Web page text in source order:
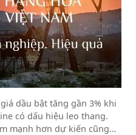
dầu bật tăng gần 3% khi
có dấu hiệu leo thang.
mạnh hơn dự kiến cũng